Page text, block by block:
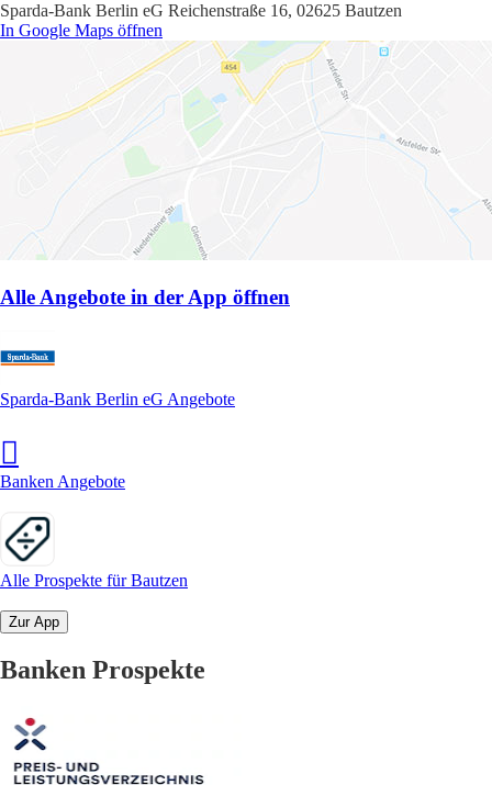
Sparda-Bank Berlin eG Reichenstraße 16, 02625 Bautzen
In Google Maps öffnen
Alle Angebote in der App öffnen
Sparda-Bank Berlin eG Angebote
Banken Angebote
Alle Prospekte für Bautzen
Zur App
Banken Prospekte